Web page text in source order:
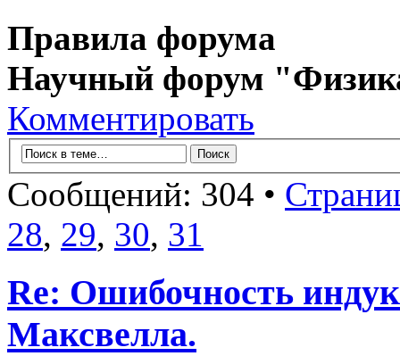
Правила форума
Научный форум
Комментировать
Сообщений: 304 •
28, 29, 30, 31
Re: Ошибочность
Максвелла.